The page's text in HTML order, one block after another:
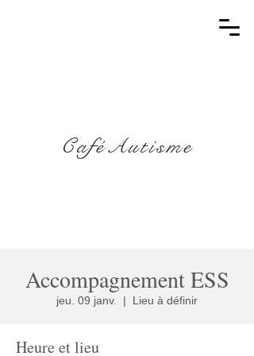
CaféAutisme
Accompagnement ESS
jeu. 09 janv.
  |
Lieu à définir
Heure et lieu